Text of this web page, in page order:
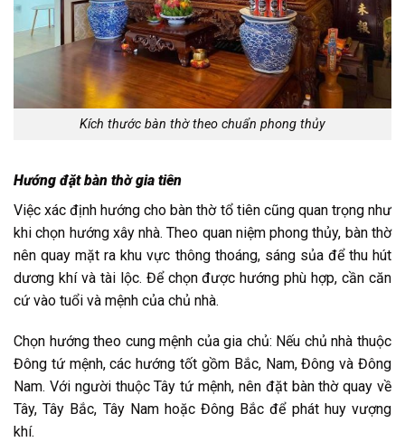
Kích thước bàn thờ theo chuẩn phong thủy
Hướng đặt bàn thờ gia tiên
Việc xác định hướng cho bàn thờ tổ tiên cũng quan trọng như
khi chọn hướng xây nhà. Theo quan niệm phong thủy, bàn thờ
nên quay mặt ra khu vực thông thoáng, sáng sủa để thu hút
dương khí và tài lộc. Để chọn được hướng phù hợp, cần căn
cứ vào tuổi và mệnh của chủ nhà.
Chọn hướng theo cung mệnh của gia chủ: Nếu chủ nhà thuộc
Đông tứ mệnh, các hướng tốt gồm Bắc, Nam, Đông và Đông
Nam. Với người thuộc Tây tứ mệnh, nên đặt bàn thờ quay về
Tây, Tây Bắc, Tây Nam hoặc Đông Bắc để phát huy vượng
khí.